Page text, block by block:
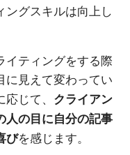
グスキルは向上し
イティングをする際
に見えて変わってい
じて、 クライアン
人の目に自分の記事
びを感じます。